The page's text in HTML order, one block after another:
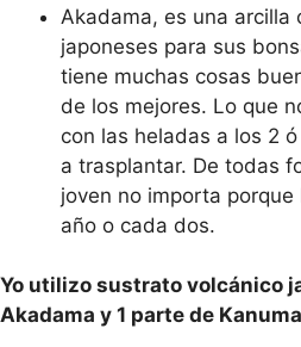
Akadama, es una arcilla
japoneses para sus
tiene muchas cosas
de los mejores. Lo que
con las heladas a los 2
a trasplantar. De todas
joven no importa
año o cada dos.
Yo utilizo sustrato volcánico
Akadama y 1 parte de